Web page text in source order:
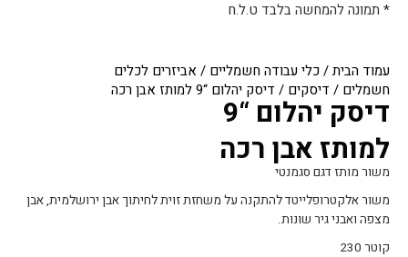
עמוד הבית/כלי עבודה חשמליים / אביזרים לכלים
חשמלים / דיסקים / דיסק יהלום “9 למותז אבן רכה
דיסק יהלום “9
למותז אבן רכה
משור מותז דגם סגמנטי
משור אלקטרופלייטד להתקנה על משחזת זוית לחיתוך אבן ירושלמית, אבן
מצפה ואבני גיר שונות.
קוטר 230
* תמונה להמחשה בלבד ט.ל.ח